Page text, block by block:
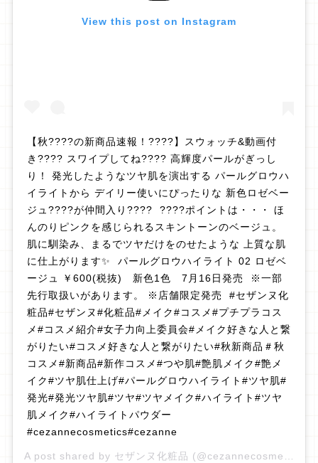
View this post on Instagram
【秋????の新商品速報！????】スウォッチ&動画付
き???? スワイプしてね???? 高輝度パールがぎっし
り！ 発光したようなツヤ肌を演出する パールグロウハ
イライトから デイリー使いにぴったりな 新色ロゼベー
ジュ????が仲間入り???? ????ポイントは・・・ ほ
んのりピンクを感じられるスキントーンのベージュ。
肌に馴染み、まるでツヤだけをのせたような 上質な肌
に仕上がります✨ パールグロウハイライト 02 ロゼベ
ージュ ￥600(税抜) 新色1色 7月16日発売 ※一部
先行取扱いがあります。 ※店舗限定発売 #セザンヌ化
粧品#セザンヌ#化粧品#メイク#コスメ#プチプラコス
メ#コスメ紹介#女子力向上委員会#メイク好きな人と繋
がりたい#コスメ好きな人と繋がりたい#秋新商品＃秋
コスメ#新商品#新作コスメ#つや肌#艶肌メイク#艶メ
イク#ツヤ肌仕上げ#パールグロウハイライト#ツヤ肌#
発光#発光ツヤ肌#ツヤ#ツヤメイク#ハイライト#ツヤ
肌メイク#ハイライトパウダー
#cezannecosmetics#cezanne
A post shared by セザンヌ化粧品 (@cezannecosmetics) on